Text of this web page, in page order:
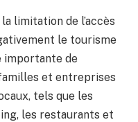
limitation de l’accès
le tourisme
importante de
et entreprises
tels que les
les restaurants et